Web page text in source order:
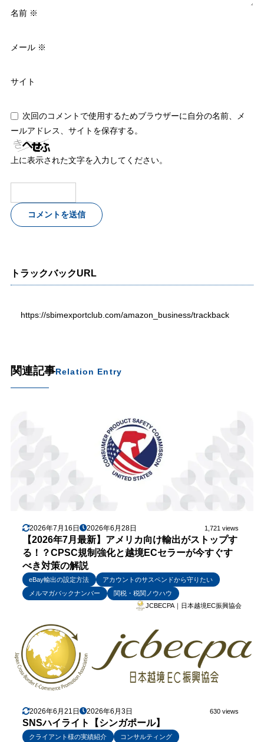
名前 ※
メール ※
サイト
次回のコメントで使用するためブラウザーに自分の名前、メ
ールアドレス、サイトを保存する。
上に表示された文字を入力してください。
トラックバックURL
https://sbimexportclub.com/amazon_business/trackback
関連記事Relation Entry
2026年7月16日 2026年6月28日 1,721 views
【2026年7月最新】アメリカ向け輸出がストップす
る！？CPSC規制強化と越境ECセラーが今すぐす
べき対策の解説
eBay輸出の設定方法
アカウントのサスペンドから守りたい
メルマガバックナンバー
関税・税関ノウハウ
JCBECPA｜日本越境EC振興協会
2026年6月21日 2026年6月3日 630 views
SNSハイライト【シンガポール】
クライアント様の実績紹介
コンサルティング